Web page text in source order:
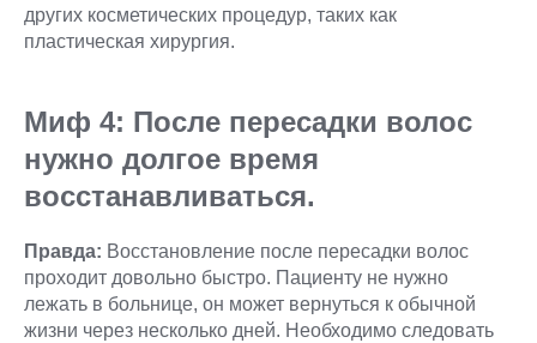
других косметических процедур, таких как
пластическая хирургия.
Миф 4: После пересадки волос
нужно долгое время
восстанавливаться.
Правда: Восстановление после пересадки волос
проходит довольно быстро. Пациенту не нужно
лежать в больнице, он может вернуться к обычной
жизни через несколько дней. Необходимо следовать